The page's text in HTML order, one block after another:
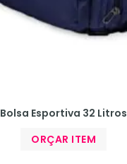
Bolsa Esportiva 32 Litros
ORÇAR ITEM